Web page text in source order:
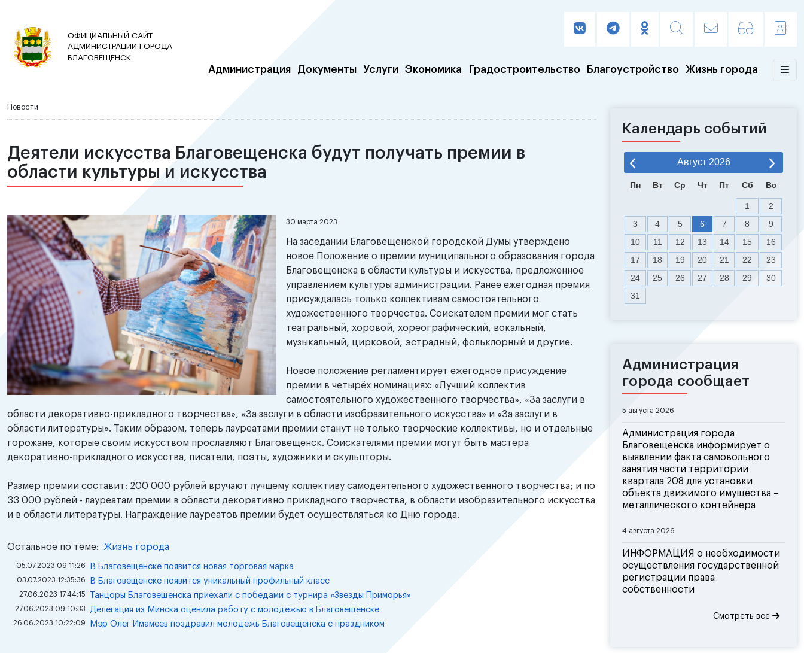
ОФИЦИАЛЬНЫЙ САЙТ
АДМИНИСТРАЦИИ ГОРОДА
БЛАГОВЕЩЕНСК
Администрация Документы Услуги Экономика Градостроительство Благоустройство Жизнь города
Новости
Деятели искусства Благовещенска будут получать премии в
области культуры и искусства
30 марта 2023
На заседании Благовещенской городской Думы утверждено
новое Положение о премии муниципального образования города
Благовещенска в области культуры и искусства, предложенное
управлением культуры администрации. Ранее ежегодная премия
присуждалась только коллективам самостоятельного
художественного творчества. Соискателем премии мог стать
театральный, хоровой, хореографический, вокальный,
музыкальный, цирковой, эстрадный, фольклорный и другие.
Новое положение регламентирует ежегодное присуждение
премии в четырёх номинациях: «Лучший коллектив
самостоятельного художественного творчества», «За заслуги в
области декоративно-прикладного творчества», «За заслуги в области изобразительного искусства» и «За заслуги в
области литературы». Таким образом, теперь лауреатами премии станут не только творческие коллективы, но и отдельные
горожане, которые своим искусством прославляют Благовещенск. Соискателями премии могут быть мастера
декоративно-прикладного искусства, писатели, поэты, художники и скульпторы.
Размер премии составит: 200 000 рублей вручают лучшему коллективу самодеятельного художественного творчества; и по
33 000 рублей - лауреатам премии в области декоративно прикладного творчества, в области изобразительного искусства
и в области литературы. Награждение лауреатов премии будет осуществляться ко Дню города.
Остальное по теме: Жизнь города
05.07.2023 09:11:26 В Благовещенске появится новая торговая марка
03.07.2023 12:35:36 В Благовещенске появится уникальный профильный класс
27.06.2023 17:44:15 Танцоры Благовещенска приехали с победами с турнира «Звезды Приморья»
27.06.2023 09:10:33 Делегация из Минска оценила работу с молодёжью в Благовещенске
26.06.2023 10:22:09 Мэр Олег Имамеев поздравил молодежь Благовещенска с праздником
Календарь событий
Август 2026
Пн Вт Ср Чт Пт Сб Вс
1
2
3
4 5 6 7 8
9
10
11 12 13 14 15
16
17
18 19 20 21 22
23
24
25 26 27 28 29
30
31
Администрация
города сообщает
5 августа 2026
Администрация города
Благовещенска информирует о
выявлении факта самовольного
занятия части территории
квартала 208 для установки
объекта движимого имущества –
металлического контейнера
4 августа 2026
ИНФОРМАЦИЯ о необходимости
осуществления государственной
регистрации права
собственности
Смотреть все